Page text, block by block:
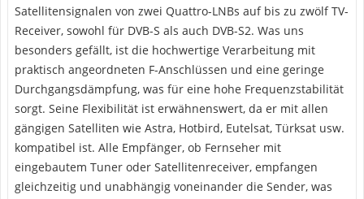
Satellitensignalen von zwei Quattro-LNBs auf bis zu zwölf TV-
Receiver, sowohl für DVB-S als auch DVB-S2. Was uns
besonders gefällt, ist die hochwertige Verarbeitung mit
praktisch angeordneten F-Anschlüssen und eine geringe
Durchgangsdämpfung, was für eine hohe Frequenzstabilität
sorgt. Seine Flexibilität ist erwähnenswert, da er mit allen
gängigen Satelliten wie Astra, Hotbird, Eutelsat, Türksat usw.
kompatibel ist. Alle Empfänger, ob Fernseher mit
eingebautem Tuner oder Satellitenreceiver, empfangen
gleichzeitig und unabhängig voneinander die Sender, was